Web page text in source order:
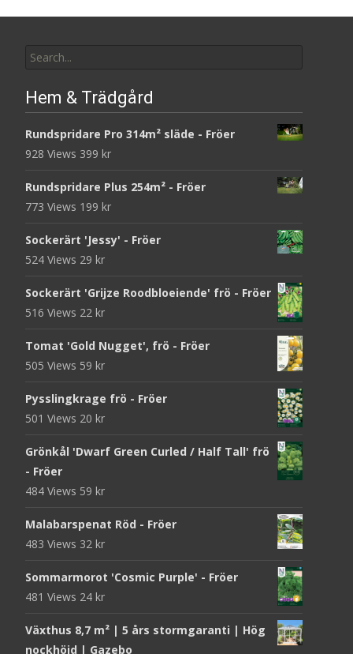
for:
Hem & Trädgård
Rundspridare Pro 314m² släde - Fröer
928 Views 399 kr
Rundspridare Plus 254m² - Fröer
773 Views 199 kr
Sockerärt 'Jessy' - Fröer
524 Views 29 kr
Sockerärt 'Grijze Roodbloeiende' frö - Fröer
516 Views 22 kr
Tomat 'Gold Nugget', frö - Fröer
505 Views 59 kr
Pysslingkrage frö - Fröer
501 Views 20 kr
Grönkål 'Dwarf Green Curled / Half Tall' frö
- Fröer
484 Views 59 kr
Malabarspenat Röd - Fröer
483 Views 32 kr
Sommarmorot 'Cosmic Purple' - Fröer
481 Views 24 kr
Växthus 8,7 m² | 5 års stormgaranti | Hög
nockhöjd | Gazebo